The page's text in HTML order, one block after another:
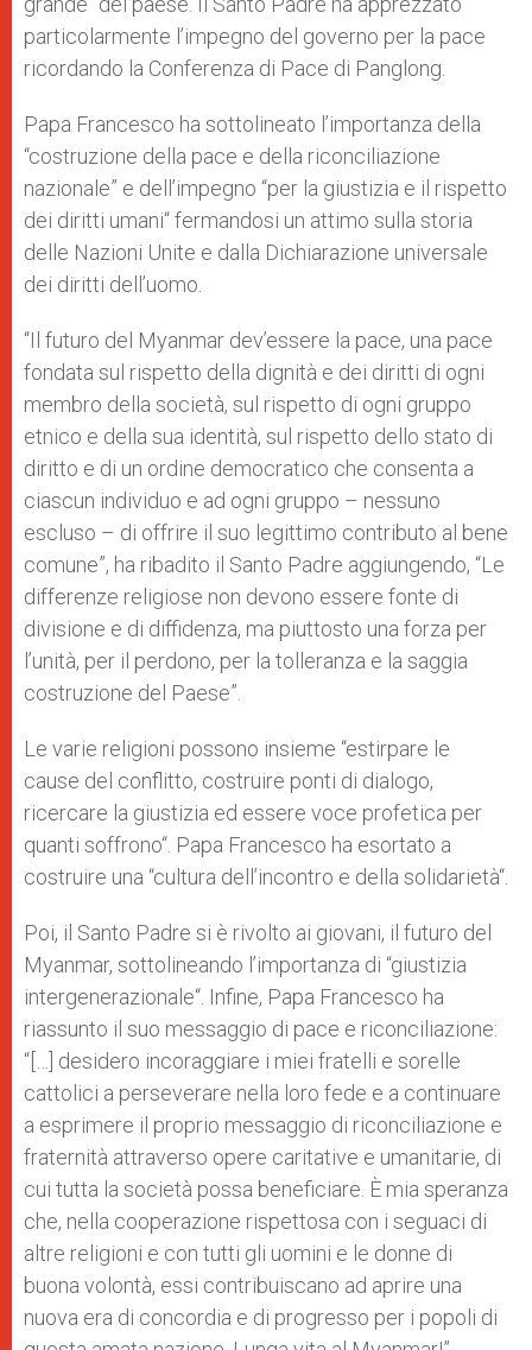
particolarmente l’impegno del governo per la pace
ricordando la Conferenza di Pace di Panglong.
Papa Francesco ha sottolineato l’importanza della
“costruzione della pace e della riconciliazione
nazionale” e dell’impegno “per la giustizia e il rispetto
dei diritti umani“ fermandosi un attimo sulla storia
delle Nazioni Unite e dalla Dichiarazione universale
dei diritti dell’uomo.
“Il futuro del Myanmar dev’essere la pace, una pace
fondata sul rispetto della dignità e dei diritti di ogni
membro della società, sul rispetto di ogni gruppo
etnico e della sua identità, sul rispetto dello stato di
diritto e di un ordine democratico che consenta a
ciascun individuo e ad ogni gruppo – nessuno
escluso – di offrire il suo legittimo contributo al bene
comune”, ha ribadito il Santo Padre aggiungendo, “Le
differenze religiose non devono essere fonte di
divisione e di diffidenza, ma piuttosto una forza per
l’unità, per il perdono, per la tolleranza e la saggia
costruzione del Paese”.
Le varie religioni possono insieme “estirpare le
cause del conflitto, costruire ponti di dialogo,
ricercare la giustizia ed essere voce profetica per
quanti soffrono“. Papa Francesco ha esortato a
costruire una “cultura dell’incontro e della solidarietà“.
Poi, il Santo Padre si è rivolto ai giovani, il futuro del
Myanmar, sottolineando l’importanza di “giustizia
intergenerazionale“. Infine, Papa Francesco ha
riassunto il suo messaggio di pace e riconciliazione:
“[…] desidero incoraggiare i miei fratelli e sorelle
cattolici a perseverare nella loro fede e a continuare
a esprimere il proprio messaggio di riconciliazione e
fraternità attraverso opere caritative e umanitarie, di
cui tutta la società possa beneficiare. È mia speranza
che, nella cooperazione rispettosa con i seguaci di
altre religioni e con tutti gli uomini e le donne di
buona volontà, essi contribuiscano ad aprire una
nuova era di concordia e di progresso per i popoli di